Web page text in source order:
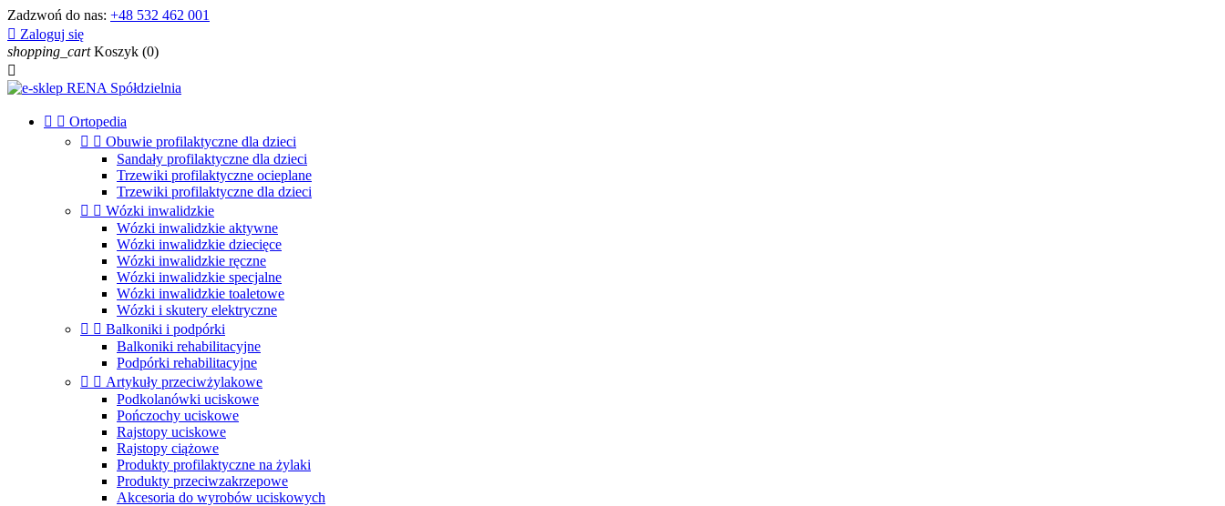
Zadzwoń do nas: +48 532 462 001
 Zaloguj się
shopping_cart Koszyk (0)

  Ortopedia
  Obuwie profilaktyczne dla dzieci
Sandały profilaktyczne dla dzieci
Trzewiki profilaktyczne ocieplane
Trzewiki profilaktyczne dla dzieci
  Wózki inwalidzkie
Wózki inwalidzkie aktywne
Wózki inwalidzkie dziecięce
Wózki inwalidzkie ręczne
Wózki inwalidzkie specjalne
Wózki inwalidzkie toaletowe
Wózki i skutery elektryczne
  Balkoniki i podpórki
Balkoniki rehabilitacyjne
Podpórki rehabilitacyjne
  Artykuły przeciwżylakowe
Podkolanówki uciskowe
Pończochy uciskowe
Rajstopy uciskowe
Rajstopy ciążowe
Produkty profilaktyczne na żylaki
Produkty przeciwzakrzepowe
Akcesoria do wyrobów uciskowych